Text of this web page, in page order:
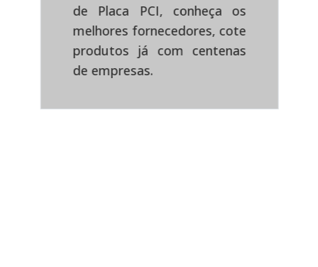
de Placa PCI, conheça os
melhores fornecedores, cote
produtos já com centenas
de empresas.